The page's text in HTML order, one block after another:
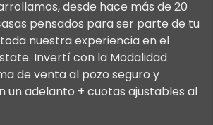
desde hace más de 20
pensados para ser parte de tu
nuestra experiencia en el
Invertí con la Modalidad
de venta al pozo seguro y
un adelanto + cuotas ajustables al